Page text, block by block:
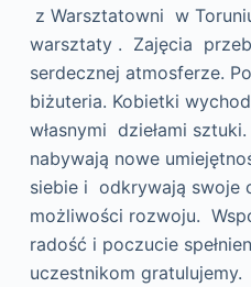
z Warsztatowni w
warsztaty . Zajęcia
serdecznej atmosferze.
biżuteria. Kobietki
własnymi dziełami
nabywają nowe
siebie i odkrywają swoje
możliwości rozwoju.
radość i poczucie
uczestnikom